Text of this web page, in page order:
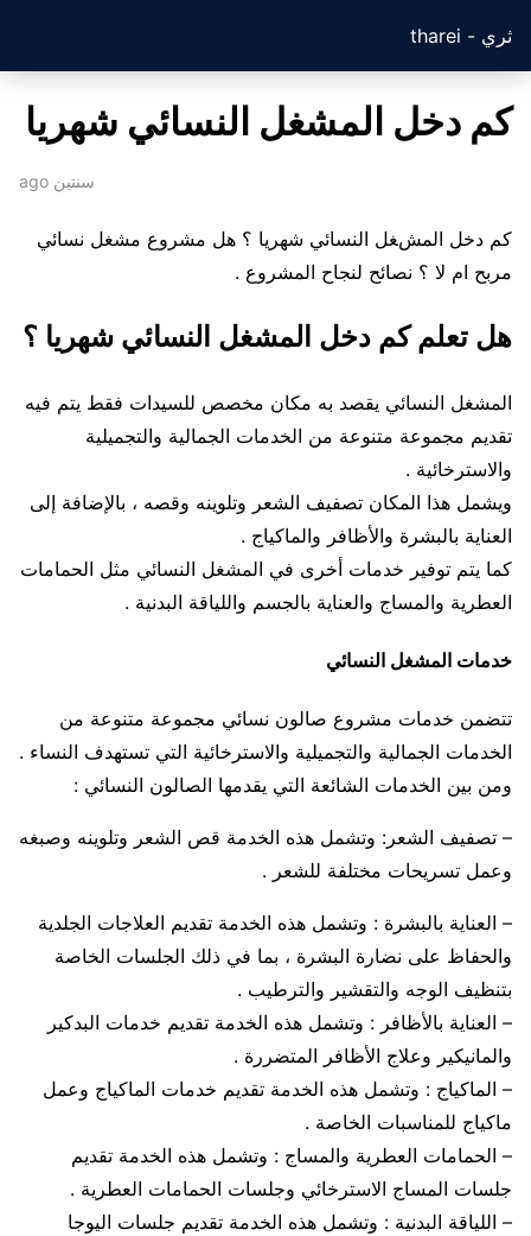
ثري - tharei
كم دخل المشغل النسائي شهريا
سنتين ago
كم دخل المشغل النسائي شهريا ؟ هل مشروع مشغل نسائي
مربح ام لا ؟ نصائح لنجاح المشروع .
هل تعلم كم دخل المشغل النسائي شهريا ؟
المشغل النسائي يقصد به مكان مخصص للسيدات فقط يتم فيه
تقديم مجموعة متنوعة من الخدمات الجمالية والتجميلية
والاسترخائية .
ويشمل هذا المكان تصفيف الشعر وتلوينه وقصه ، بالإضافة إلى
العناية بالبشرة والأظافر والماكياج .
كما يتم توفير خدمات أخرى في المشغل النسائي مثل الحمامات
العطرية والمساج والعناية بالجسم واللياقة البدنية .
خدمات المشغل النسائي
تتضمن خدمات مشروع صالون نسائي مجموعة متنوعة من
الخدمات الجمالية والتجميلية والاسترخائية التي تستهدف النساء .
ومن بين الخدمات الشائعة التي يقدمها الصالون النسائي :
– تصفيف الشعر: وتشمل هذه الخدمة قص الشعر وتلوينه وصبغه
وعمل تسريحات مختلفة للشعر .
– العناية بالبشرة : وتشمل هذه الخدمة تقديم العلاجات الجلدية
والحفاظ على نضارة البشرة ، بما في ذلك الجلسات الخاصة
بتنظيف الوجه والتقشير والترطيب .
– العناية بالأظافر : وتشمل هذه الخدمة تقديم خدمات البدكير
والمانيكير وعلاج الأظافر المتضررة .
– الماكياج : وتشمل هذه الخدمة تقديم خدمات الماكياج وعمل
ماكياج للمناسبات الخاصة .
– الحمامات العطرية والمساج : وتشمل هذه الخدمة تقديم
جلسات المساج الاسترخائي وجلسات الحمامات العطرية .
– اللياقة البدنية : وتشمل هذه الخدمة تقديم جلسات اليوجا